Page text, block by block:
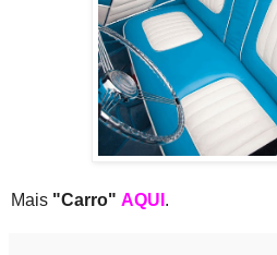
Mais "Carro" AQUI .